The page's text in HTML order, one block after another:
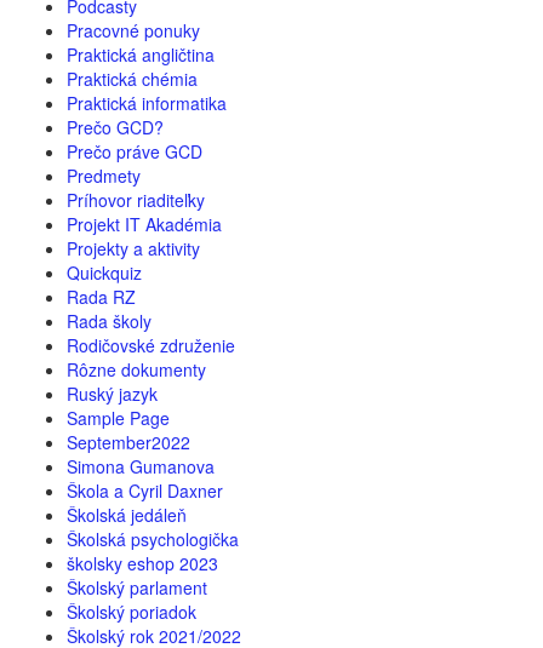
Podcasty
Pracovné ponuky
Praktická angličtina
Praktická chémia
Praktická informatika
Prečo GCD?
Prečo práve GCD
Predmety
Príhovor riaditeľky
Projekt IT Akadémia
Projekty a aktivity
Quickquiz
Rada RZ
Rada školy
Rodičovské združenie
Rôzne dokumenty
Ruský jazyk
Sample Page
September2022
Simona Gumanova
Škola a Cyril Daxner
Školská jedáleň
Školská psychologička
školsky eshop 2023
Školský parlament
Školský poriadok
Školský rok 2021/2022